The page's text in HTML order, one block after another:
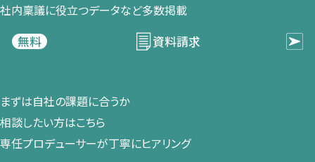
社内稟議に​役立つデータなど​多数掲載
無料
資料請求
まずは​自社の​課題に​合うか​
相談したい方は​こちら
専任プロデューサーが​丁寧に​ヒアリング